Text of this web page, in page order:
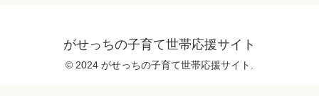
がせっちの子育て世帯応援サイト
© 2024 がせっちの子育て世帯応援サイト.